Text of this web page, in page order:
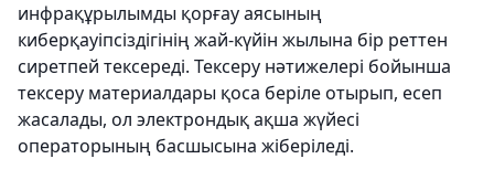
инфрақұрылымды қорғау аясының
киберқауіпсіздігінің жай-күйін жылына бір реттен
сиретпей тексереді. Тексеру нәтижелері бойынша
тексеру материалдары қоса беріле отырып, есеп
жасалады, ол электрондық ақша жүйесі
операторының басшысына жіберіледі.